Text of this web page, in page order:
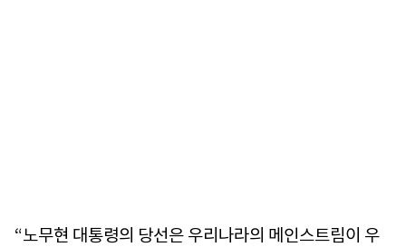
“노무현 대통령의 당선은 우리나라의 메인스트림이 우